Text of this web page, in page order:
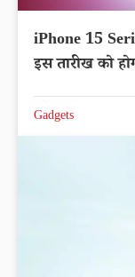
iPhone 15
इस तारीख को
Gadgets